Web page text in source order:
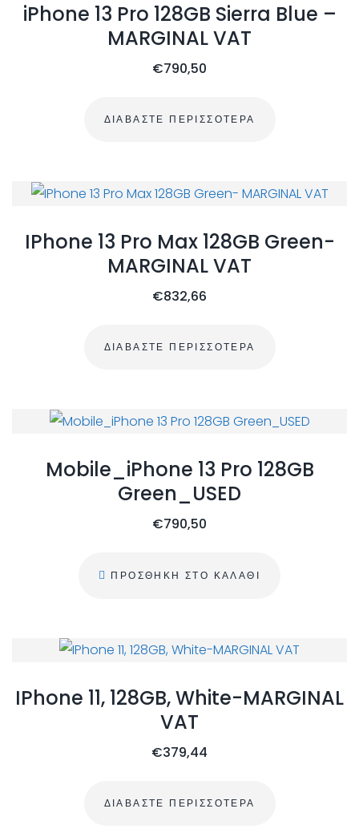
iPhone 13 Pro 128GB Sierra Blue –
MARGINAL VAT
€790,50
ΔΙΑΒΆΣΤΕ ΠΕΡΙΣΣΌΤΕΡΑ
IPhone 13 Pro Max 128GB Green-
MARGINAL VAT
€832,66
ΔΙΑΒΆΣΤΕ ΠΕΡΙΣΣΌΤΕΡΑ
Mobile_iPhone 13 Pro 128GB
Green_USED
€790,50
ΠΡΟΣΘΉΚΗ ΣΤΟ ΚΑΛΆΘΙ
IPhone 11, 128GB, White-MARGINAL
VAT
€379,44
ΔΙΑΒΆΣΤΕ ΠΕΡΙΣΣΌΤΕΡΑ